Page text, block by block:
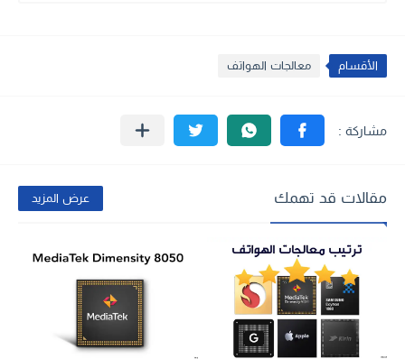
الأقسام معالجات الهواتف
مقالات قد تهمك عرض المزيد